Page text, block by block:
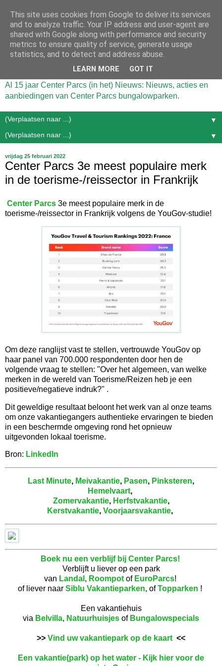
Al 15 jaar Center Parcs (in het) Nieuws: Nieuws, acties en
aanbiedingen van Center Parcs bungalowparken.
▼
▼
vrijdag 25 februari 2022
Center Parcs 3e meest populaire merk
in de toerisme-/reissector in Frankrijk
Center Parcs 3e meest populaire merk in de
toerisme-/reissector in Frankrijk volgens de YouGov-studie!
Om deze ranglijst vast te stellen, vertrouwde YouGov op
haar panel van 700.000 respondenten door hen de
volgende vraag te stellen: "Over het algemeen, van welke
merken in de wereld van Toerisme/Reizen heb je een
positieve/negatieve indruk?" .
Dit geweldige resultaat beloont het werk van al onze teams
om onze vakantiegangers authentieke ervaringen te bieden
in een beschermde omgeving rond het opnieuw
uitgevonden lokaal toerisme.
Bron: LinkedIn
Last Minute, Meivakantie, Pasen, Pinksteren,
Hemelvaart,
Zomervakantie, Herfstvakantie,
Kerstvakantie, Voorjaarsvakantie,
Boek nu een verblijf bij Center Parcs!
Verblijft u liever op een park
van Landal , Roompotof EuroParcs!
of liever naar Siblu Vakantieparken, ofTopparken !
Een vakantiehuis
via Belvilla, Natuurhuisjes of Bungalowspecials
>> Vind uw vakantiepark op de kaart <<
Een vakantie(park) op het water - Kijk hier voor de
This site uses cookies from Google to deliver its services
and to analyze traffic. Your IP address and user-agent are
shared with Google along with performance and security
metrics to ensure quality of service, generate usage
statistics, and to detect and address abuse.
LEARN MORE GOT IT